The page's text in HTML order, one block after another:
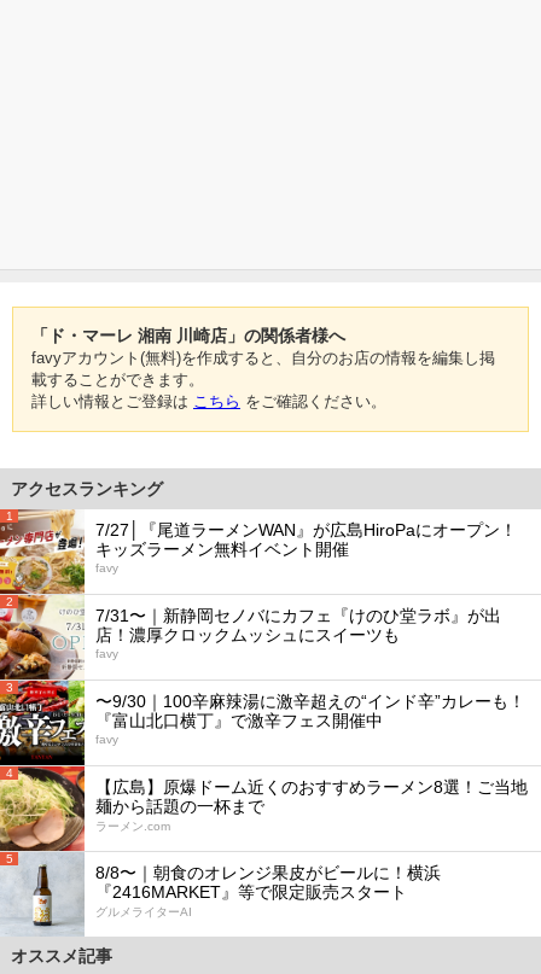
「ド・マーレ 湘南 川崎店」の関係者様へ
favyアカウント(無料)を作成すると、自分のお店の情報を編集し掲
載することができます。
詳しい情報とご登録は こちら をご確認ください。
アクセスランキング
1
7/27│『尾道ラーメンWAN』が広島HiroPaにオープン！
キッズラーメン無料イベント開催
favy
2
7/31〜｜新静岡セノバにカフェ『けのひ堂ラボ』が出
店！濃厚クロックムッシュにスイーツも
favy
3
〜9/30｜100辛麻辣湯に激辛超えの“インド辛”カレーも！
『富山北口横丁』で激辛フェス開催中
favy
4
【広島】原爆ドーム近くのおすすめラーメン8選！ご当地
麺から話題の一杯まで
ラーメン.com
5
8/8〜｜朝食のオレンジ果皮がビールに！横浜
『2416MARKET』等で限定販売スタート
グルメライターAI
オススメ記事